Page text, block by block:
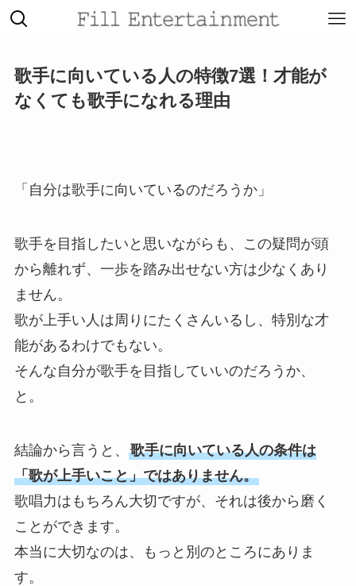
歌手に向いている人の特徴7選！才能が
なくても歌手になれる理由
「自分は歌手に向いているのだろうか」
歌手を目指したいと思いながらも、この疑問が頭
から離れず、一歩を踏み出せない方は少なくあり
ません。
歌が上手い人は周りにたくさんいるし、特別な才
能があるわけでもない。
そんな自分が歌手を目指していいのだろうか、
と。
結論から言うと、 歌手に向いている人の条件は
「歌が上手いこと」ではありません。
歌唱力はもちろん大切ですが、それは後から磨く
ことができます。
本当に大切なのは、もっと別のところにありま
す。